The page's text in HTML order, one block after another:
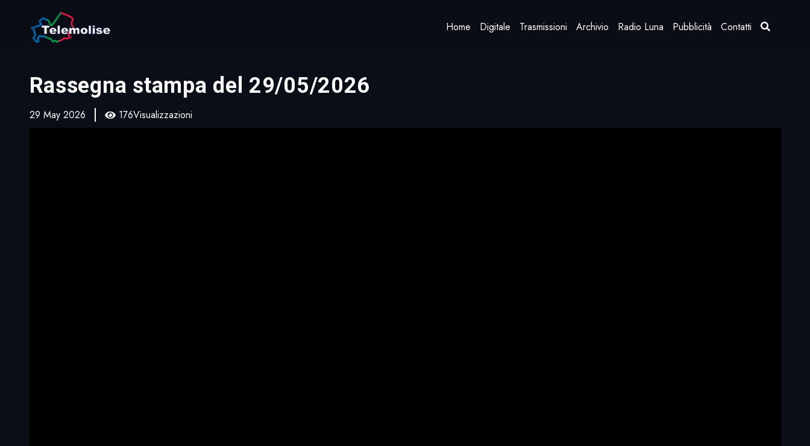
Home Digitale Trasmissioni Archivio Radio Luna Pubblicità Contatti
Rassegna stampa del 29/05/2026
29 May 2026 176Visualizzazioni